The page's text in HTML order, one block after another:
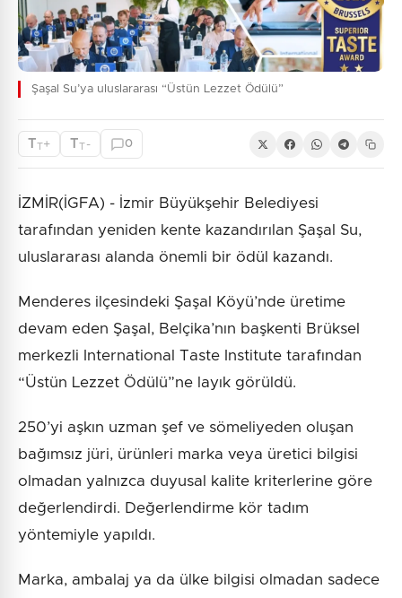
Şaşal Su’ya uluslararası “Üstün Lezzet Ödülü”
TT+ TT - 0
İZMİR(İGFA) - İzmir Büyükşehir Belediyesi
tarafından yeniden kente kazandırılan Şaşal Su,
uluslararası alanda önemli bir ödül kazandı.
Menderes ilçesindeki Şaşal Köyü’nde üretime
devam eden Şaşal, Belçika’nın başkenti Brüksel
merkezli International Taste Institute tarafından
“Üstün Lezzet Ödülü”ne layık görüldü.
250’yi aşkın uzman şef ve sömeliyeden oluşan
bağımsız jüri, ürünleri marka veya üretici bilgisi
olmadan yalnızca duyusal kalite kriterlerine göre
değerlendirdi. Değerlendirme kör tadım
yöntemiyle yapıldı.
Marka, ambalaj ya da ülke bilgisi olmadan sadece